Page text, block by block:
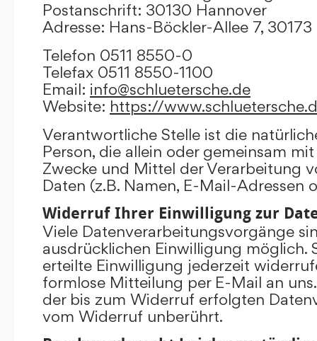
Postanschrift: 30130 Hannover
Adresse: Hans-Böckler-Allee 7,
Telefon 0511 8550-0
Telefax 0511 8550-1100
Email: info@schluetersche.de
Website: https://
Verantwortliche Stelle ist die
Person, die allein oder gemeinsam
Zwecke und Mittel der Verarbeitung
Daten (z.B. Namen, E-Mail-Adressen
Widerruf Ihrer Einwilligung zur
Viele Datenverarbeitungsvorgänge
ausdrücklichen Einwilligung möglich.
erteilte Einwilligung jederzeit
formlose Mitteilung per E-Mail an
der bis zum Widerruf erfolgten
vom Widerruf unberührt.